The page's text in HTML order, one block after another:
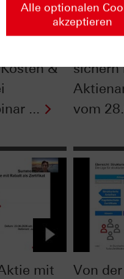
&
...
sichern
vom
mit
Von
Alle optionalen
akzeptieren